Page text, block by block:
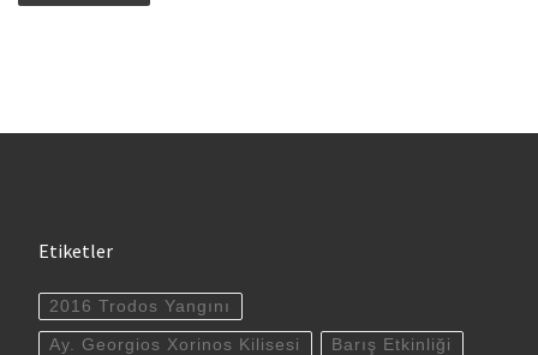
Etiketler
2016 Trodos Yangını
Ay. Georgios Xorinos Kilisesi Barış Etkinliği